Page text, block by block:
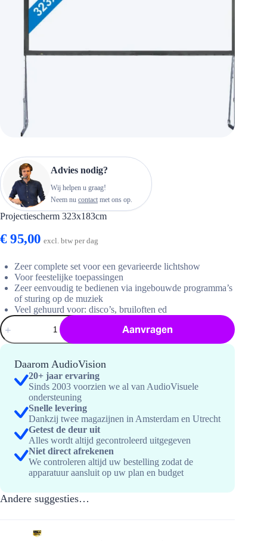
Advies nodig?
Wij helpen u graag!
Neem nu contact met ons op.
Projectiescherm 323x183cm
€95,00 excl. btw per dag
Zeer complete set voor een gevarieerde lichtshow
Voor feestelijke toepassingen
Zeer eenvoudig te bedienen via ingebouwde programma’s
of sturing op de muziek
Veel gehuurd voor: disco’s, bruiloften ed
Projectiescherm
323x183cm
hoeveelheid
Aanvragen
Daarom AudioVision
20+ jaar ervaring
Sinds 2003 voorzien we al van AudioVisuele
ondersteuning
Snelle levering
Dankzij twee magazijnen in Amsterdam en Utrecht
Getest de deur uit
Alles wordt altijd gecontroleerd uitgegeven
Niet direct afrekenen
We controleren altijd uw bestelling zodat de
apparatuur aansluit op uw plan en budget
Andere suggesties…